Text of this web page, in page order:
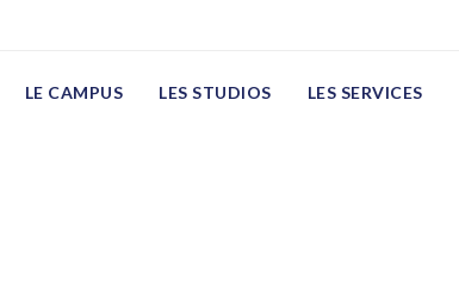
LE CAMPUS LES STUDIOS LES SERVICES